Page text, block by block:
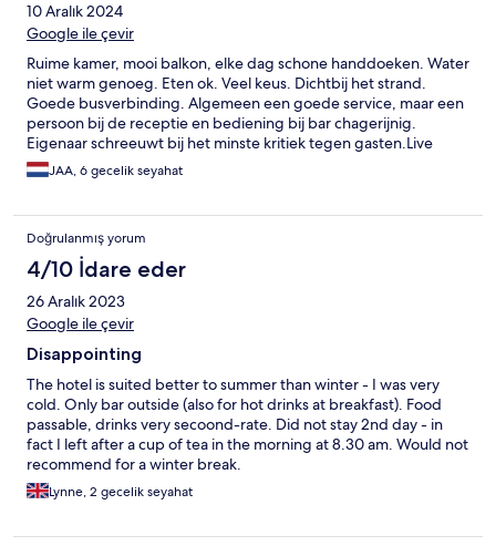
10 Aralık 2024
Google ile çevir
Ruime kamer, mooi balkon, elke dag schone handdoeken. Water
niet warm genoeg. Eten ok. Veel keus. Dichtbij het strand.
Goede busverbinding. Algemeen een goede service, maar een
persoon bij de receptie en bediening bij bar chagerijnig.
Eigenaar schreeuwt bij het minste kritiek tegen gasten.Live
music prima. Verhouding prijs en kwaliteit in orde.
JAA, 6 gecelik seyahat
Doğrulanmış yorum
4/10 İdare eder
26 Aralık 2023
Google ile çevir
Disappointing
The hotel is suited better to summer than winter - I was very
cold. Only bar outside (also for hot drinks at breakfast). Food
passable, drinks very secoond-rate. Did not stay 2nd day - in
fact I left after a cup of tea in the morning at 8.30 am. Would not
recommend for a winter break.
Lynne, 2 gecelik seyahat